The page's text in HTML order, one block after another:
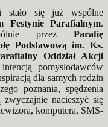
stało się już wspólne
Festynie Parafialnym.
przez Parafię
Podstawową im. Ks.
Oddział Akcji
pomysłodawców
dla samych rodzin
poznania, spędzenia
zwyczajnie nacieszyć się
komputera, SMS-